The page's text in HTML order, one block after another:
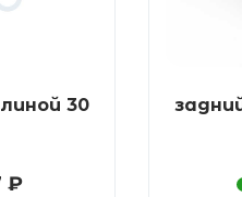
30
₽